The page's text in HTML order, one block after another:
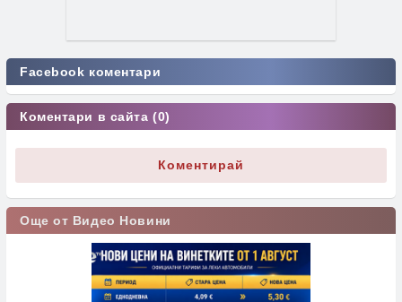
Facebook коментари
Коментари в сайта (0)
Коментирай
Още от Видео Новини